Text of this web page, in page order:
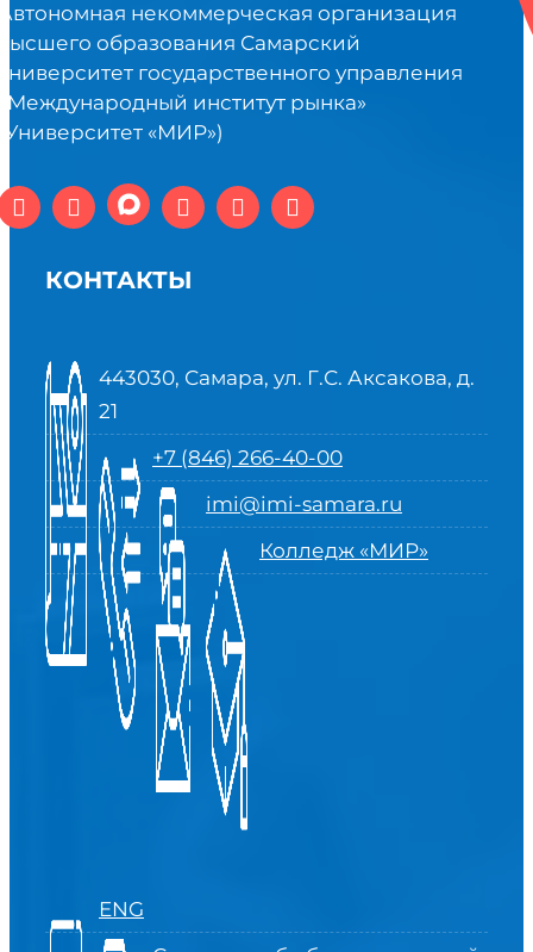
некоммерческая организация
образования Самарский
государственного управления
институт рынка»
«МИР»)
КОНТАКТЫ
443030, Самара, ул. Г.С. Аксакова, д.
21
+7 (846) 266-40-00
imi@imi-samara.ru
Колледж «МИР»
ENG